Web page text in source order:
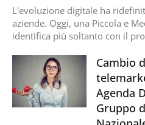
L'evoluzione digitale ha
aziende. Oggi, una Piccola e
identifica più soltanto con il
Cambio
Agenda
Gruppo